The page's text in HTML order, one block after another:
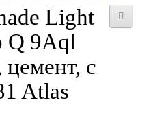
Light
Q 9Aql
с
Atlas